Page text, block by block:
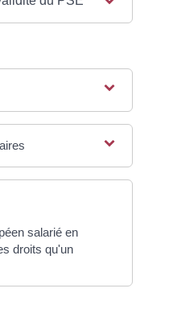
salarié en
droits qu'un